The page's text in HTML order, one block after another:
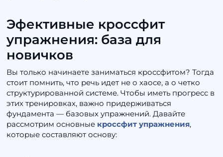
Эфективные кроссфит
упражнения: база для
новичков
Вы только начинаете заниматься кроссфитом? Тогда
стоит помнить, что речь идет не о хаосе, а о четко
структурированной системе. Чтобы иметь прогресс в
этих тренировках, важно придерживаться
фундамента — базовых упражнений. Давайте
рассмотрим основные кроссфит упражнения,
которые составляют основу: